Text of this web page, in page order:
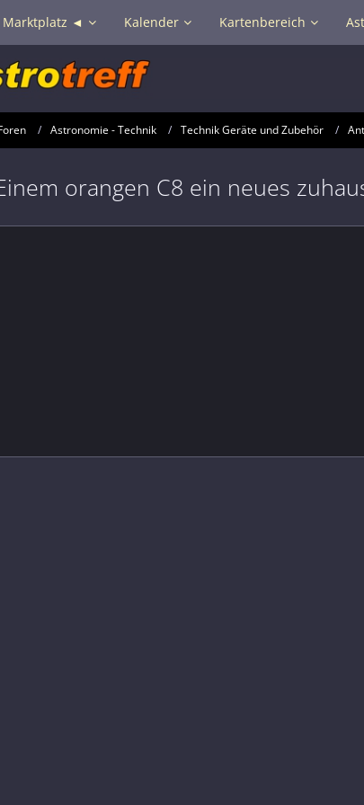
◄ Kalender Kartenbereich
Astronomie - Technik Technik Geräte und Zubehör
orangen C8 ein neues